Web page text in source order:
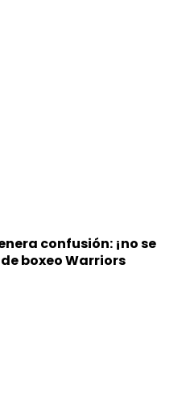
confusión: ¡no se
boxeo Warriors